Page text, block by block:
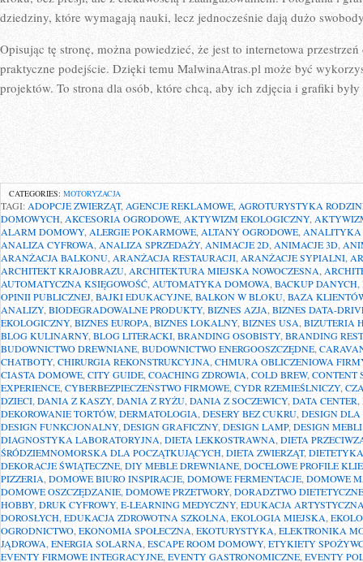
dziedziny, które wymagają nauki, lecz jednocześnie dają dużo
Opisując tę stronę, można powiedzieć, że jest to internetowa
praktyczne podejście. Dzięki temu MalwinaAtras.pl może być
projektów. To strona dla osób, które chcą, aby ich zdjęcia i grafiki
CATEGORIES: MOTORYZACJA
TAGI: ADOPCJE ZWIERZĄT, AGENCJE REKLAMOWE AGROTURYSTYKA
DOMOWYCH AKCESORIA OGRODOWE AKTYWIZM EKOLOGICZNY,
ALARM DOMOWY, ALERGIE POKARMOWE ALTANY OGRODOWE ANALITYKA
ANALIZA CYFROWA ANALIZA SPRZEDAŻY, ANIMACJE 2D, ANIMACJE 3D
ARANŻACJA BALKONU ARANŻACJA RESTAURACJI ARANŻACJE SYPIALNI
ARCHITEKT KRAJOBRAZU ARCHITEKTURA MIEJSKA NOWOCZESNA
AUTOMATYCZNA KSIĘGOWOŚĆ AUTOMATYKA DOMOWA BACKUP DANYCH
OPINII PUBLICZNEJ, BAJKI EDUKACYJNE BALKON W BLOKU BAZA
ANALIZY, BIODEGRADOWALNE PRODUKTY, BIZNES AZJA, BIZNES DATA-
EKOLOGICZNY, BIZNES EUROPA, BIZNES LOKALNY, BIZNES USA BIZUTERIA
BLOG KULINARNY, BLOG LITERACKI, BRANDING OSOBISTY, BRANDING
BUDOWNICTWO DREWNIANE, BUDOWNICTWO ENERGOOSZCZĘDNE,
CHATBOTY, CHIRURGIA REKONSTRUKCYJNA CHMURA OBLICZENIOWA
CIASTA DOMOWE CITY GUIDE COACHING ZDROWIA COLD BREW, CONTENT
EXPERIENCE, CYBERBEZPIECZEŃSTWO FIRMOWE CYDR RZEMIEŚLNICZY,
DZIECI DANIA Z KASZY, DANIA Z RYŻU, DANIA Z SOCZEWICY, DATA CENTER
DEKOROWANIE TORTÓW, DERMATOLOGIA DESERY BEZ CUKRU, DESIGN
DESIGN FUNKCJONALNY, DESIGN GRAFICZNY, DESIGN LAMP, DESIGN
DIAGNOSTYKA LABORATORYJNA, DIETA LEKKOSTRAWNA DIETA
ŚRÓDZIEMNOMORSKA DLA POCZĄTKUJĄCYCH, DIETA ZWIERZĄT,
DEKORACJE ŚWIĄTECZNE DIY MEBLE DREWNIANE DOCELOWE PROFILE
PIZZERIA DOMOWE BIURO INSPIRACJE, DOMOWE FERMENTACJE, DOMOWE
DOMOWE OSZCZĘDZANIE, DOMOWE PRZETWORY, DORADZTWO DIETETYCZNE
HOBBY, DRUK CYFROWY, E-LEARNING MEDYCZNY, EDUKACJA
DOROSŁYCH EDUKACJA ZDROWOTNA SZKOLNA, EKOLOGIA MIEJSKA
OGRODNICTWO, EKONOMIA SPOŁECZNA EKOTURYSTYKA, ELEKTRONIKA
JĄDROWA ENERGIA SOLARNA, ESCAPE ROOM DOMOWY, ETYKIETY
EVENTY FIRMOWE INTEGRACYJNE EVENTY GASTRONOMICZNE EVENTY